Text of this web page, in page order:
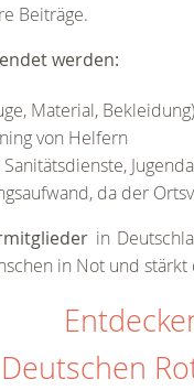
Beiträge.
werden:
Material, Bekleidung)
von Helfern
da der
in
in Not und
Deutschen